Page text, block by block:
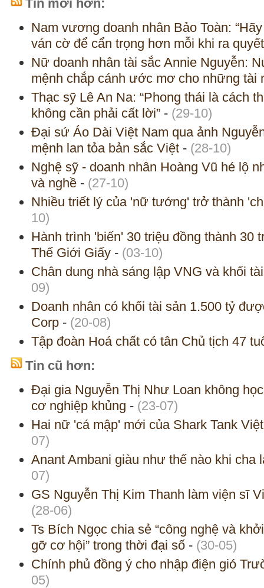
Tin mới hơn:
Nam vương doanh nhân Bảo Toàn:
ván cờ để cẩn trọng hơn mỗi khi ra
Nữ doanh nhân tài sắc Annie Nguyễn:
mệnh chắp cánh ước mơ cho những tài
Thạc sỹ Lê An Na: “Phong thái là cách
không cần phải cất lời” - (29-10)
Đại sứ Áo Dài Việt Nam qua ảnh
mệnh lan tỏa bản sắc Việt - (28-10)
Nghệ sỹ - doanh nhân Hoàng Vũ hé lộ
và nghề - (27-10)
Nhiều triết lý của 'nữ tướng' trở thành
10)
Hành trình 'biến' 30 triệu đồng thành 30
Thế Giới Giấy - (03-10)
Chân dung nhà sáng lập VNG và khối
09)
Doanh nhân có khối tài sản 1.500 tỷ
Corp - (20-08)
Tập đoàn Hoá chất có tân Chủ tịch 47
Tin cũ hơn:
Đại gia Nguyễn Thị Như Loan không
cơ nghiệp khủng - (23-07)
Hai nữ 'cá mập' mới của Shark Tank
07)
Anant Ambani giàu như thế nào khi cha
07)
GS Nguyễn Thị Kim Thanh làm viện sĩ
(28-06)
Ts Bích Ngọc chia sẻ “công nghệ và
gỡ cơ hội” trong thời đại số - (30-05)
Chính phủ đồng ý cho nhập điện gió
05)